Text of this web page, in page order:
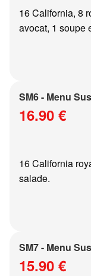
16 California, 8
avocat, 1 soupe
SM6 - Menu
16.90 €
16 California
salade.
SM7 - Menu
15.90 €